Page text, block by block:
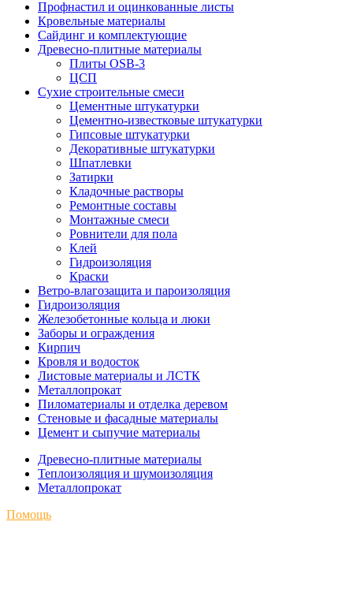
Профнастил и оцинкованные листы
Кровельные материалы
Сайдинг и комплектующие
Древесно-плитные материалы
Плиты OSB-3
ЦСП
Сухие строительные смеси
Цементные штукатурки
Цементно-известковые штукатурки
Гипсовые штукатурки
Декоративные штукатурки
Шпатлевки
Затирки
Кладочные растворы
Ремонтные составы
Монтажные смеси
Ровнители для пола
Клей
Гидроизоляция
Краски
Ветро-влагозащита и пароизоляция
Гидроизоляция
Железобетонные кольца и люки
Заборы и ограждения
Кирпич
Кровля и водосток
Листовые материалы и ЛСТК
Металлопрокат
Пиломатериалы и отделка деревом
Стеновые и фасадные материалы
Цемент и сыпучие материалы
Древесно-плитные материалы
Теплоизоляция и шумоизоляция
Металлопрокат
Помощь